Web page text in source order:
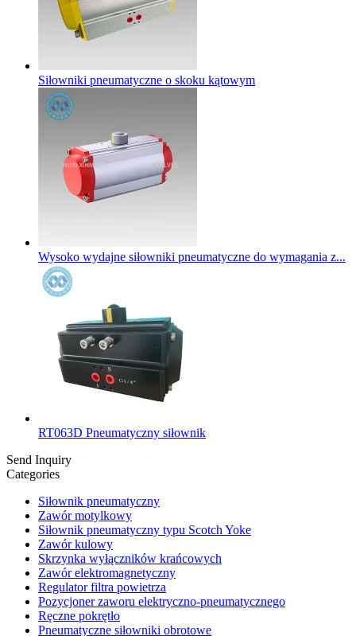
Siłowniki pneumatyczne o skoku kątowym
Wysoko wydajne siłowniki pneumatyczne do wymagania z...
RT063D Pneumatyczny siłownik
Send Inquiry
Categories
Siłownik pneumatyczny
Zawór motylkowy
Siłownik pneumatyczny typu Scotch Yoke
Zawór kulowy
Skrzynka wyłączników krańcowych
Zawór elektromagnetyczny
Regulator filtra powietrza
Pozycjoner zaworu elektryczno-pneumatycznego
Ręczne pokrętło
Pneumatyczne siłowniki obrotowe